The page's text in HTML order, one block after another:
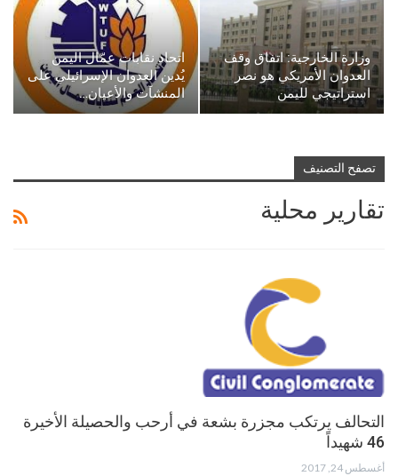
وزارة الخارجية: اتفاق وقف
العدوان الأمريكي هو نصر
استراتيجي لليمن
اتحاد نقابات عمّال اليمن
يُدين العدوان الإسرائيلي على
المنشآت والأعيان…
تصفح التصنيف
تقارير محلية
التحالف يرتكب مجزرة بشعة في أرحب والحصيلة الأخيرة
46 شهيداً
أغسطس 24, 2017